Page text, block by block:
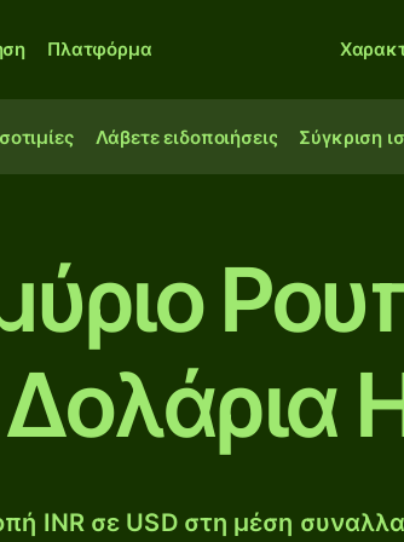
Πλατφόρμα
Λάβετε ειδοποιήσεις Σύγκριση
Δολάρια
INR σε USD στη μέση